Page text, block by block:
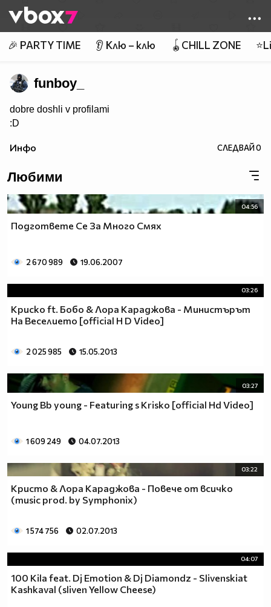
👾
🎉 PARTY TIME 👂 Клю – клю 🪀CHILL ZONE
funboy_
dobre doshli v profilami
:D
Инфо СЛЕДВАЙ0
Любими
04:56
Подгответе Се За Много Смях
2 670 989 19.06.2007
03:26
Криско ft. Бобо & Лора Караджова - Министърът
На Веселието [official H D Video]
2 025 985 15.05.2013
03:27
Young Bb young - Featuring s Krisko [official Hd Video]
1 609 249 04.07.2013
03:22
Кристо & Лора Караджова - Повече от всичко
(music prod. by Symphonix)
1 574 756 02.07.2013
04:07
100 Kila feat. Dj Emotion & Dj Diamondz - Slivenskiat
Kashkaval (sliven Yellow Cheese)